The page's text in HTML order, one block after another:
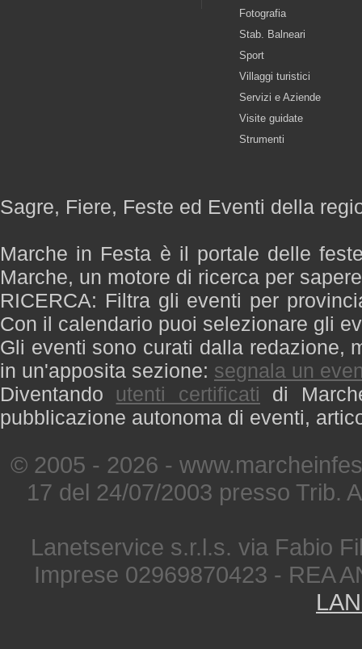
Fotografia
Stab. Balneari
Sport
Villaggi turistici
Servizi e Aziende
Visite guidate
Strumenti
Sagre, Fiere, Feste ed Eventi della
Marche in Festa è il portale delle
Marche, un motore di ricerca per
RICERCA: Filtra gli eventi per
Con il calendario puoi selezionare gli
Gli eventi sono curati dalla redazione,
in un'apposita sezione: segnala un
Diventando utenti certificati di
pubblicazione autonoma di eventi,
© 2005 - 2026 -
17 del 24/07/2003 presso Trib.
Lanetservice s.r.l.s. via Fabio
Imprese 02969870423 - REA